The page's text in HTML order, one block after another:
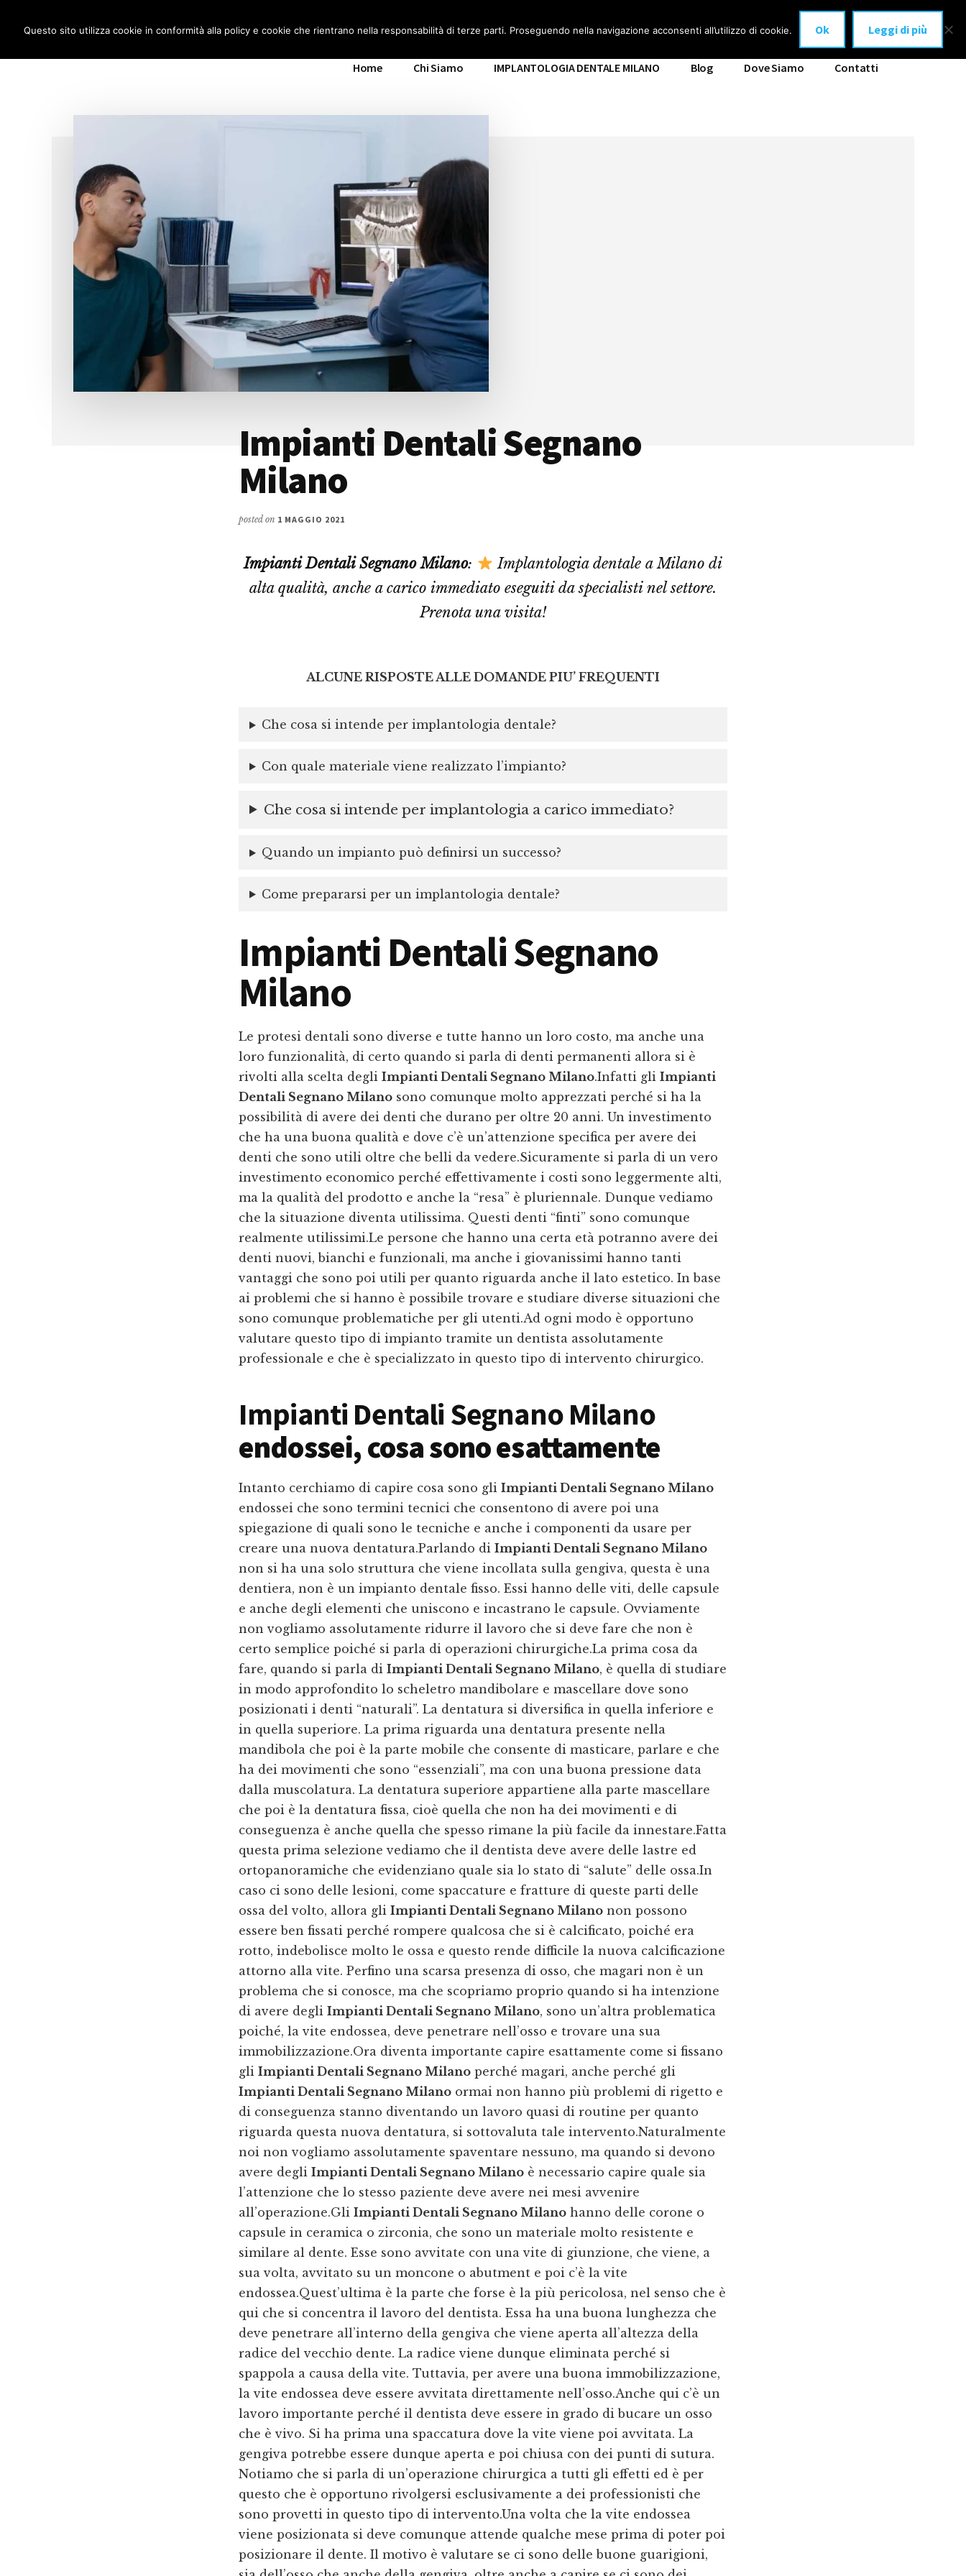
principale
menuIMPLANTOLOGIA DENTALE MILANO
carico
Home Chi Siamo IMPLANTOLOGIA DENTALE MILANO Blog Dove Siamo Contatti
Impianti Dentali Segnano
Milano
posted on 1 MAGGIO 2021
Impianti Dentali Segnano Milano:
Implantologia dentale a Milano di
alta qualità, anche a carico immediato eseguiti da specialisti nel settore.
Prenota una visita!
ALCUNE RISPOSTE ALLE DOMANDE PIU’ FREQUENTI
Che cosa si intende per implantologia dentale?
Con quale materiale viene realizzato l’impianto?
Che cosa si intende per implantologia a carico immediato?
Quando un impianto può definirsi un successo?
Come prepararsi per un implantologia dentale?
Impianti Dentali Segnano
Milano
Le protesi dentali sono diverse e tutte hanno un loro costo, ma anche una
loro funzionalità, di certo quando si parla di denti permanenti allora si è
rivolti alla scelta degli Impianti Dentali Segnano Milano.Infatti gli Impianti
Dentali Segnano Milano sono comunque molto apprezzati perché si ha la
possibilità di avere dei denti che durano per oltre 20 anni. Un investimento
che ha una buona qualità e dove c’è un’attenzione specifica per avere dei
denti che sono utili oltre che belli da vedere.Sicuramente si parla di un vero
investimento economico perché effettivamente i costi sono leggermente alti,
ma la qualità del prodotto e anche la “resa” è pluriennale. Dunque vediamo
che la situazione diventa utilissima. Questi denti “finti” sono comunque
realmente utilissimi.Le persone che hanno una certa età potranno avere dei
denti nuovi, bianchi e funzionali, ma anche i giovanissimi hanno tanti
vantaggi che sono poi utili per quanto riguarda anche il lato estetico. In base
ai problemi che si hanno è possibile trovare e studiare diverse situazioni che
sono comunque problematiche per gli utenti.Ad ogni modo è opportuno
valutare questo tipo di impianto tramite un dentista assolutamente
professionale e che è specializzato in questo tipo di intervento chirurgico.
Impianti Dentali Segnano Milano
endossei, cosa sono esattamente
Intanto cerchiamo di capire cosa sono gli Impianti Dentali Segnano Milano
endossei che sono termini tecnici che consentono di avere poi una
spiegazione di quali sono le tecniche e anche i componenti da usare per
creare una nuova dentatura.Parlando di Impianti Dentali Segnano Milano
non si ha una solo struttura che viene incollata sulla gengiva, questa è una
dentiera, non è un impianto dentale fisso. Essi hanno delle viti, delle capsule
e anche degli elementi che uniscono e incastrano le capsule. Ovviamente
non vogliamo assolutamente ridurre il lavoro che si deve fare che non è
certo semplice poiché si parla di operazioni chirurgiche.La prima cosa da
fare, quando si parla di Impianti Dentali Segnano Milano, è quella di studiare
in modo approfondito lo scheletro mandibolare e mascellare dove sono
posizionati i denti “naturali”. La dentatura si diversifica in quella inferiore e
in quella superiore. La prima riguarda una dentatura presente nella
mandibola che poi è la parte mobile che consente di masticare, parlare e che
ha dei movimenti che sono “essenziali”, ma con una buona pressione data
dalla muscolatura. La dentatura superiore appartiene alla parte mascellare
che poi è la dentatura fissa, cioè quella che non ha dei movimenti e di
conseguenza è anche quella che spesso rimane la più facile da innestare.Fatta
questa prima selezione vediamo che il dentista deve avere delle lastre ed
ortopanoramiche che evidenziano quale sia lo stato di “salute” delle ossa.In
caso ci sono delle lesioni, come spaccature e fratture di queste parti delle
ossa del volto, allora gli Impianti Dentali Segnano Milano non possono
essere ben fissati perché rompere qualcosa che si è calcificato, poiché era
rotto, indebolisce molto le ossa e questo rende difficile la nuova calcificazione
attorno alla vite. Perfino una scarsa presenza di osso, che magari non è un
problema che si conosce, ma che scopriamo proprio quando si ha intenzione
di avere degli Impianti Dentali Segnano Milano, sono un’altra problematica
poiché, la vite endossea, deve penetrare nell’osso e trovare una sua
immobilizzazione.Ora diventa importante capire esattamente come si fissano
gli Impianti Dentali Segnano Milano perché magari, anche perché gli
Impianti Dentali Segnano Milano ormai non hanno più problemi di rigetto e
di conseguenza stanno diventando un lavoro quasi di routine per quanto
riguarda questa nuova dentatura, si sottovaluta tale intervento.Naturalmente
noi non vogliamo assolutamente spaventare nessuno, ma quando si devono
avere degli Impianti Dentali Segnano Milano è necessario capire quale sia
l’attenzione che lo stesso paziente deve avere nei mesi avvenire
all’operazione.Gli Impianti Dentali Segnano Milano hanno delle corone o
capsule in ceramica o zirconia, che sono un materiale molto resistente e
similare al dente. Esse sono avvitate con una vite di giunzione, che viene, a
sua volta, avvitato su un moncone o abutment e poi c’è la vite
endossea.Quest’ultima è la parte che forse è la più pericolosa, nel senso che è
qui che si concentra il lavoro del dentista. Essa ha una buona lunghezza che
deve penetrare all’interno della gengiva che viene aperta all’altezza della
radice del vecchio dente. La radice viene dunque eliminata perché si
spappola a causa della vite. Tuttavia, per avere una buona immobilizzazione,
la vite endossea deve essere avvitata direttamente nell’osso.Anche qui c’è un
lavoro importante perché il dentista deve essere in grado di bucare un osso
che è vivo. Si ha prima una spaccatura dove la vite viene poi avvitata. La
gengiva potrebbe essere dunque aperta e poi chiusa con dei punti di sutura.
Notiamo che si parla di un’operazione chirurgica a tutti gli effetti ed è per
questo che è opportuno rivolgersi esclusivamente a dei professionisti che
sono provetti in questo tipo di intervento.Una volta che la vite endossea
viene posizionata si deve comunque attende qualche mese prima di poter poi
posizionare il dente. Il motivo è valutare se ci sono delle buone guarigioni,
Questo sito utilizza cookie in conformità alla policy e cookie che rientrano nella responsabilità di terze parti. Proseguendo nella navigazione acconsenti all’utilizzo di cookie. Ok Leggi di più